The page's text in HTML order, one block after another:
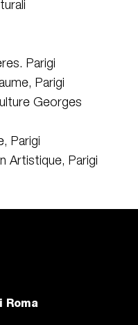
Parigi
Parigi
Georges
Parigi
Artistique, Parigi
Roma